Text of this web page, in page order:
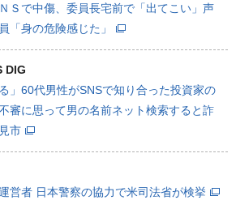
Ｓで中傷、委員長宅前で「出てこい」声
身の危険感じた」
DIG
」60代男性がSNSで知り合った投資家の
審に思って男の名前ネット検索すると詐
市
営者 日本警察の協力で米司法省が検挙